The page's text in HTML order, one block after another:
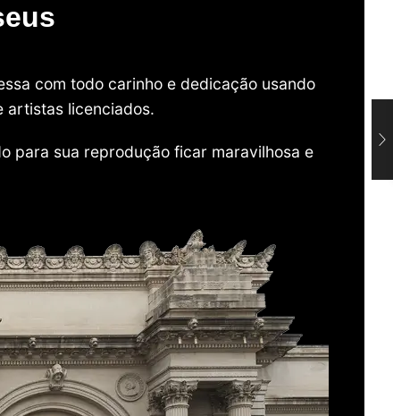
com todo carinho e dedicação usando
artistas licenciados.
para sua reprodução ficar maravilhosa e